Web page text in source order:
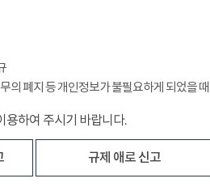
폐지 등 개인정보가 불필요하게 되었을
용하여 주시기 바랍니다.
규제 애로 신고